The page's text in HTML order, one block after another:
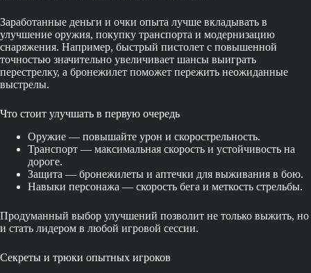
Заработанные деньги и очки опыта лучше вкладывать в
улучшение оружия, покупку транспорта и модернизацию
снаряжения. Например, быстрый пистолет с повышенной
точностью значительно увеличивает шансы выиграть
перестрелку, а бронежилет поможет пережить неожиданные
выстрелы.
Что стоит улучшать в первую очередь
Оружие — повышайте урон и скорострельность.
Транспорт — максимальная скорость и устойчивость на
дороге.
Защита — бронежилеты и аптечки для выживания в бою.
Навыки персонажа — скорость бега и меткость стрельбы.
Продуманный выбор улучшений позволит не только выжить, но
и стать лидером в любой игровой сессии.
Секреты и трюки опытных игроков